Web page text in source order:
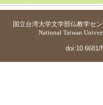
国立台湾大学文学部仏教学セ
National Taiwan
doi:10.6681/